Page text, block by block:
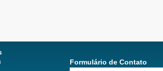
Formulário de Contato